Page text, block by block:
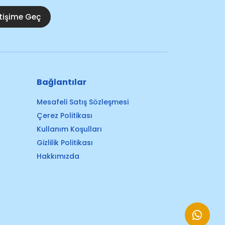
Geç
Bağlantılar
Mesafeli Satış Sözleşmesi
Çerez Politikası
Kullanım Koşulları
Gizlilik Politikası
Hakkımızda